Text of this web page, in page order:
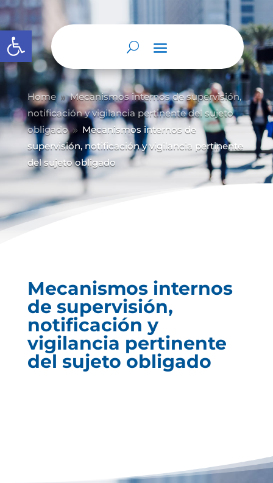
Abrir barra de herramientas
Home 9 Mecanismos internos de supervisión,
notificación y vigilancia pertinente del sujeto
obligado 9 Mecanismos internos de
supervisión, notificación y vigilancia pertinente
del sujeto obligado
Mecanismos internos
de supervisión,
notificación y
vigilancia pertinente
del sujeto obligado